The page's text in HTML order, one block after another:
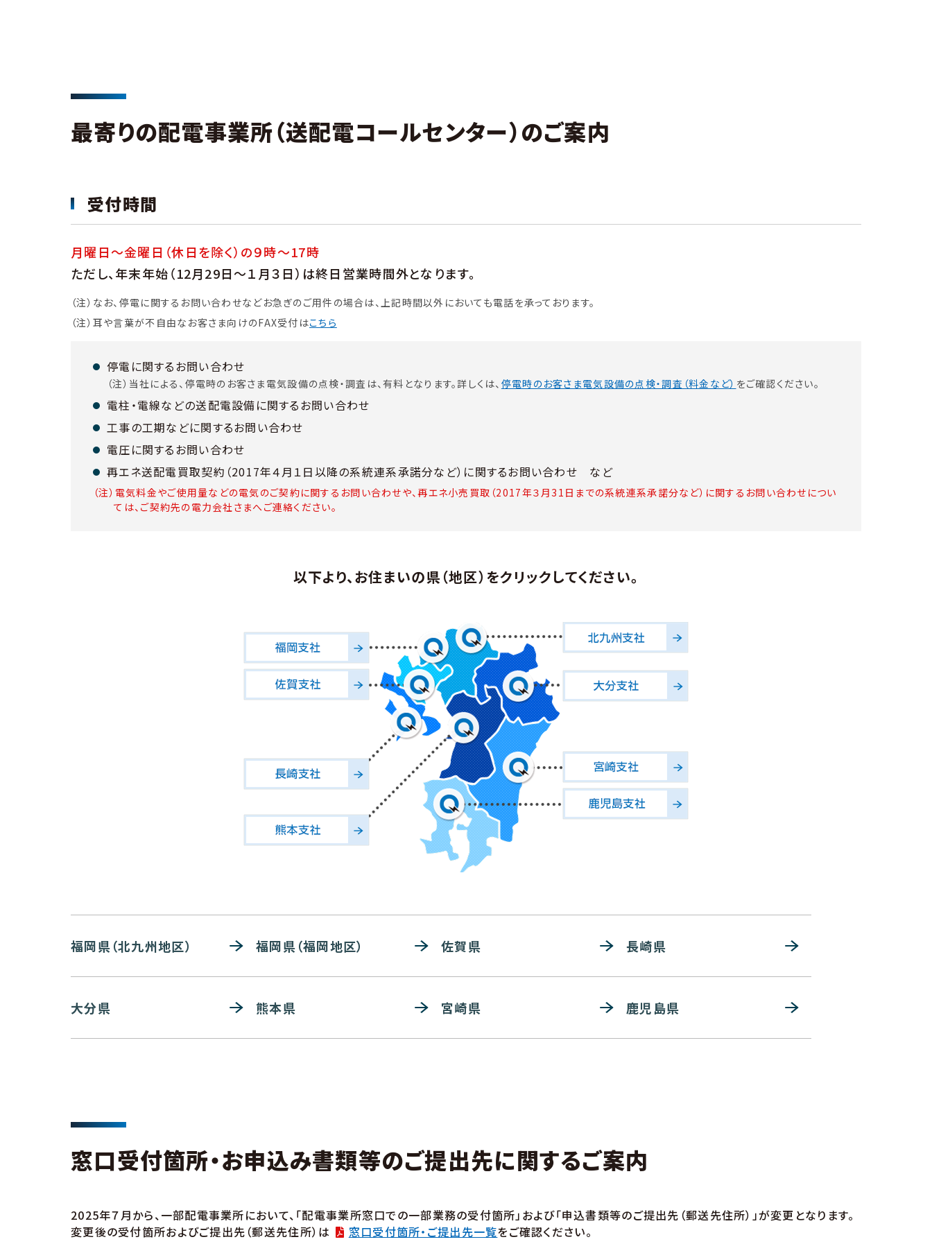
最寄りの配電事業所（送配電コールセンター）のご案内
受付時間
月曜日～金曜日（休日を除く）の９時～17時
ただし、年末年始（12月29日～１月３日）は終日営業時間外となります。
（注）なお、停電に関するお問い合わせなどお急ぎのご用件の場合は、上記時間以外においても電話を承っております。
（注）耳や言葉が不自由なお客さま向けのFAX受付はこちら
停電に関するお問い合わせ
（注）当社による、停電時のお客さま電気設備の点検・調査は、有料となります。詳しくは、 停電時のお客さま電気設備の点検・調査（料金など） をご確認ください。
電柱・電線などの送配電設備に関するお問い合わせ
工事の工期などに関するお問い合わせ
電圧に関するお問い合わせ
再エネ送配電買取契約（2017年４月１日以降の系統連系承諾分など）に関するお問い合わせ など
（注）電気料金やご使用量などの電気のご契約に関するお問い合わせや、再エネ小売買取（2017年３月31日までの系統連系承諾分など）に関するお問い合わせについ
ては、ご契約先の電力会社さまへご連絡ください。
以下より、お住まいの県（地区）をクリックしてください。
福岡県（北九州地区） 福岡県（福岡地区） 佐賀県 長崎県
大分県 熊本県 宮崎県 鹿児島県
窓口受付箇所・お申込み書類等のご提出先に関するご案内
2025年７月から、一部配電事業所において、「配電事業所窓口での一部業務の受付箇所」および「申込書類等のご提出先（郵送先住所）」が変更となります。
変更後の受付箇所およびご提出先（郵送先住所）は
窓口受付箇所・ご提出先一覧をご確認ください。